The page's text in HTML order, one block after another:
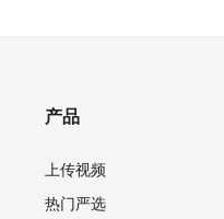
产品
上传视频
热门严选